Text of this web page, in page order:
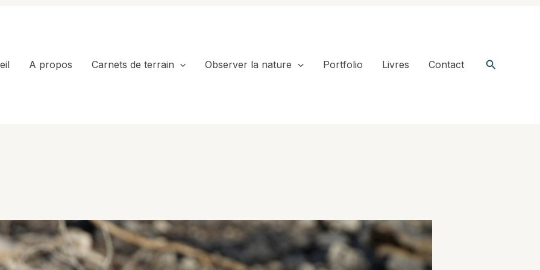
A propos Carnets de terrain Observer la nature Portfolio Livres Contact